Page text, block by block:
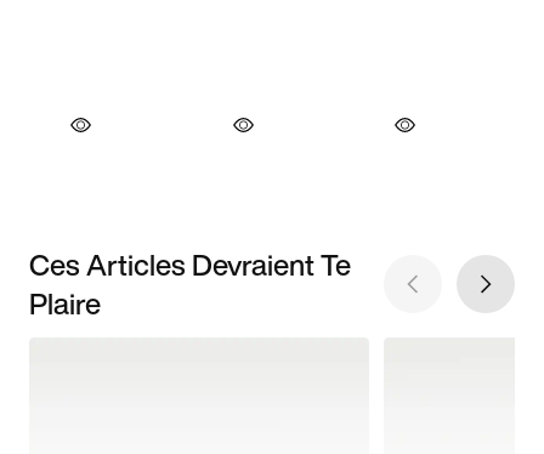
Ces Articles Devraient Te
Plaire